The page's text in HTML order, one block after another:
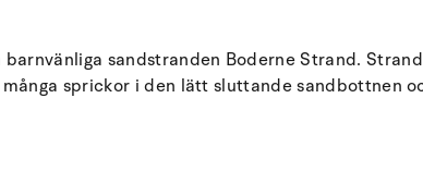
sandstranden Boderne Strand.
sprickor i den lätt sluttande sandbottnen